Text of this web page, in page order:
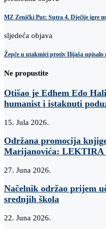
MZ Zenički Put: Sutra 4. Dječije igre
sljedeća objava
Žepče u utakmici protiv Ilijaša upisalo
Ne propustite
Otišao je Edhem Edo
humanist i istaknuti
15. Jula 2026.
Održana promocija
Marijanovića:
27. Juna 2026.
Načelnik održao prijem
srednjih škola
22. Juna 2026.